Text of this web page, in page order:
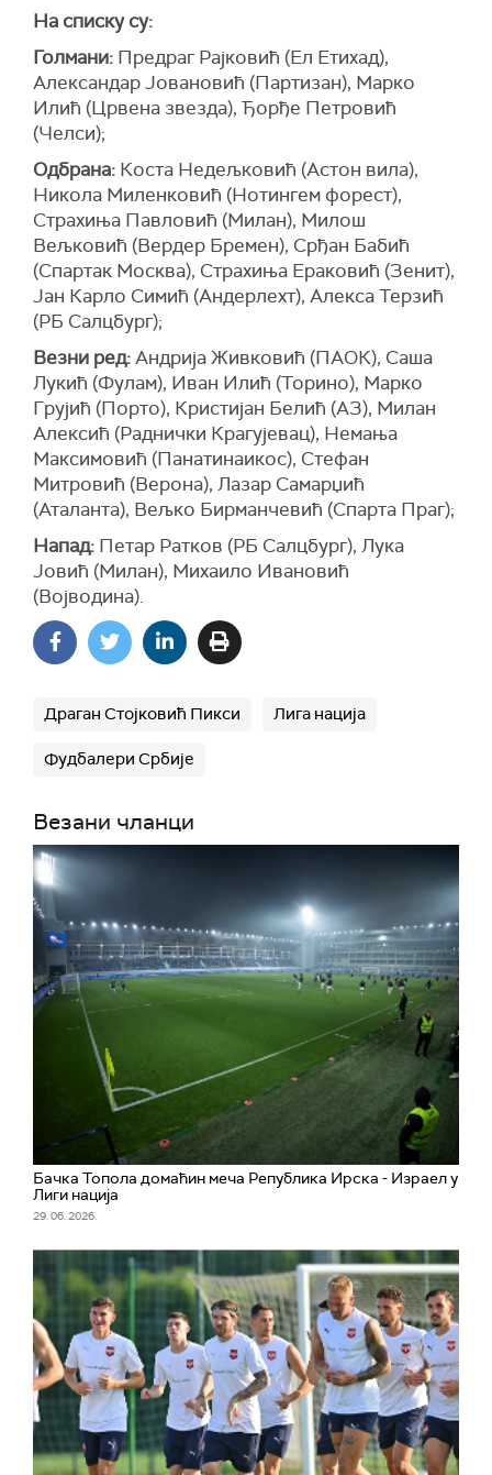
На списку су:
Голмани: Предраг Рајковић (Ел Етихад),
Александар Јовановић (Партизан), Марко
Илић (Црвена звезда), Ђорђе Петровић
(Челси);
Одбрана: Коста Недељковић (Астон вила),
Никола Миленковић (Нотингем форест),
Страхиња Павловић (Милан), Милош
Вељковић (Вердер Бремен), Срђан Бабић
(Спартак Москва), Страхиња Ераковић (Зенит),
Јан Карло Симић (Андерлехт), Алекса Терзић
(РБ Салцбург);
Везни ред:Андрија Живковић (ПАОК), Саша
Лукић (Фулам), Иван Илић (Торино), Марко
Грујић (Порто), Кристијан Белић (АЗ), Милан
Алексић (Раднички Крагујевац), Немања
Максимовић (Панатинаикос), Стефан
Митровић (Верона), Лазар Самарџић
(Аталанта), Вељко Бирманчевић (Спарта Праг);
Напад: Петар Ратков (РБ Салцбург), Лука
Јовић (Милан), Михаило Ивановић
(Војводина).
Драган Стојковић Пикси Лига нација
Фудбалери Србије
Везани чланци
Бачка Топола домаћин меча Република Ирска - Израел у
Лиги нација
29. 06. 2026.